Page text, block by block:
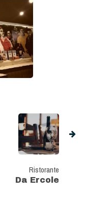
Ristorante
Da Ercole